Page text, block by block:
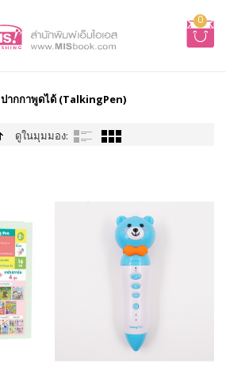
0
ปากกาพูดได้ (TalkingPen)
ดูในมุมมอง: